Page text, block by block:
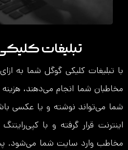
تبلیغات
با تبلیغات کلیکی گوگل شما به
مخاطبان شما انجام می‌دهند،
شما می‌تواند نوشته و یا عکسی
اینترنت قرار گرفته و با
مخاطب وارد سایت شما می‌شود.